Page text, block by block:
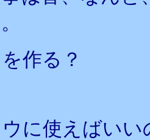
作る？
に使えばいい